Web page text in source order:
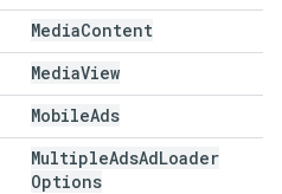
MediaContent
MediaView
MobileAds
MultipleAdsAdLoader
Options